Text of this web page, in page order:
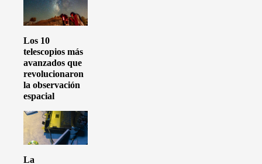
Los 10
telescopios más
avanzados que
revolucionaron
la observación
espacial
La